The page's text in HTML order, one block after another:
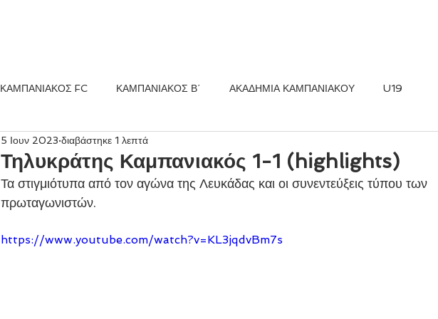
ΚΑΜΠΑΝΙΑΚΟΣ FC ΚΑΜΠΑΝΙΑΚΟΣ Β΄ ΑΚΑΔΗΜΙΑ ΚΑΜΠΑΝΙΑΚΟΥ U19
Τηλυκράτης Καμπανιακός 1-1 (highlights)
5 Ιουν 2023 διαβάστηκε 1 λεπτά
Τα στιγμιότυπα από τον αγώνα της Λευκάδας και οι συνεντεύξεις τύπου των
πρωταγωνιστών.
https://www.youtube.com/watch?v=KL3jqdvBm7s